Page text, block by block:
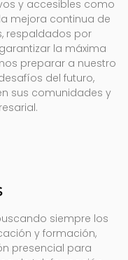
y accesibles como
mejora continua de
respaldados por
la máxima
preparar a nuestro
del futuro,
sus comunidades y
siempre los
y formación,
presencial para